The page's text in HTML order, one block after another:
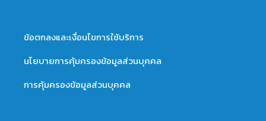
ข้อตกลงและเงื่อนไขการใช้บริการ
นโยบายการคุ้มครองข้อมูลส่วนบุคคล
การคุ้มครองข้อมูลส่วนบุคคล